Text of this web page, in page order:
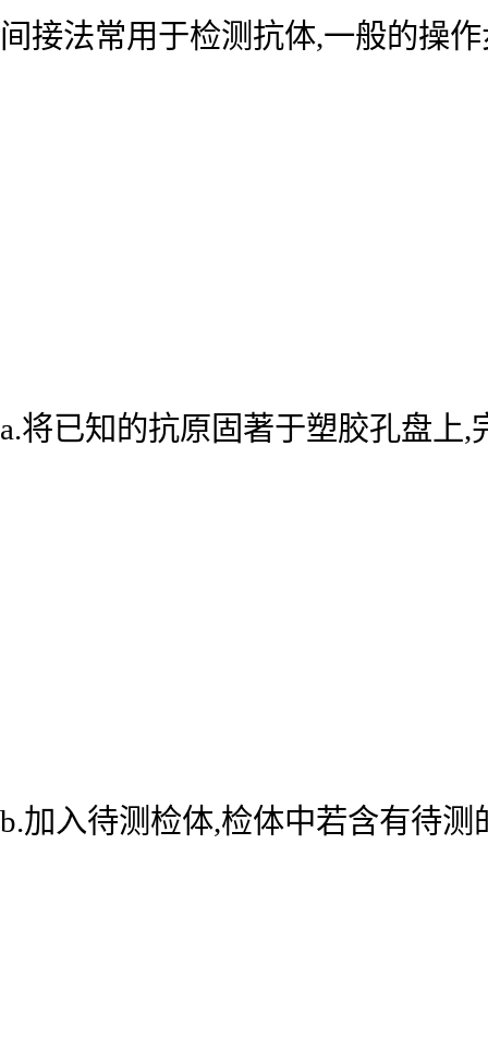
间接法常用于检测抗体,一般的操
a.将已知的抗原固著于塑胶孔盘上
b.加入待测检体,检体中若含有待